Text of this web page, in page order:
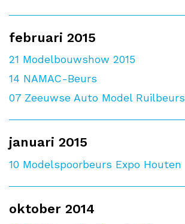
februari 2015
21 Modelbouwshow 2015
14 NAMAC-Beurs
07 Zeeuwse Auto Model Ruilbeurs
januari 2015
10 Modelspoorbeurs Expo Houten
oktober 2014